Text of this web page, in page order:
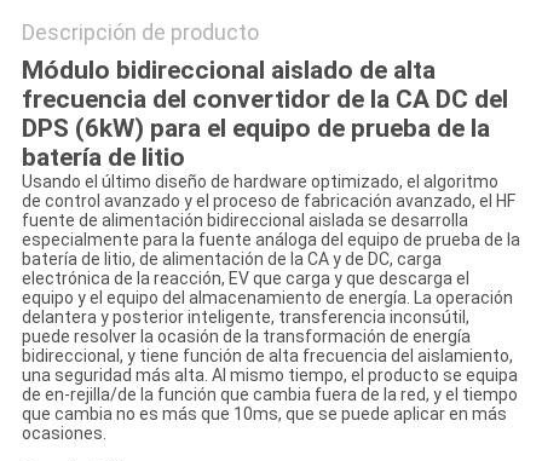
Descripción de producto
Módulo bidireccional aislado de alta
frecuencia del convertidor dela CA DC del
DPS (6kW) para el equipo de prueba dela
batería de litio
Usando el último diseño de hardware optimizado, el algoritmo
de control avanzado y el proceso de fabricación avanzado, el HF
fuente de alimentación bidireccional aislada se desarrolla
especialmente para la fuente análoga del equipo de prueba de la
batería de litio, de alimentación de la CA y de DC, carga
electrónica de la reacción, EV que carga y que descarga el
equipo y el equipo del almacenamiento de energía. La operación
delantera y posterior inteligente, transferencia inconsútil,
puede resolver la ocasión de la transformación de energía
bidireccional, y tiene función de alta frecuencia del aislamiento,
una seguridad más alta. Al mismo tiempo, el producto se equipa
de en-rejilla/de la función que cambia fuera de la red, y el tiempo
que cambia no es más que 10ms, que se puede aplicar en más
ocasiones.